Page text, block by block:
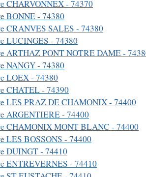
CHARVONNEX - 74370
BONNE - 74380
CRANVES SALES - 74380
LUCINGES - 74380
ARTHAZ PONT NOTRE DAME -
NANGY - 74380
LOEX - 74380
CHATEL - 74390
LES PRAZ DE CHAMONIX - 74400
ARGENTIERE - 74400
CHAMONIX MONT BLANC - 74400
LES BOSSONS - 74400
DUINGT - 74410
ENTREVERNES - 74410